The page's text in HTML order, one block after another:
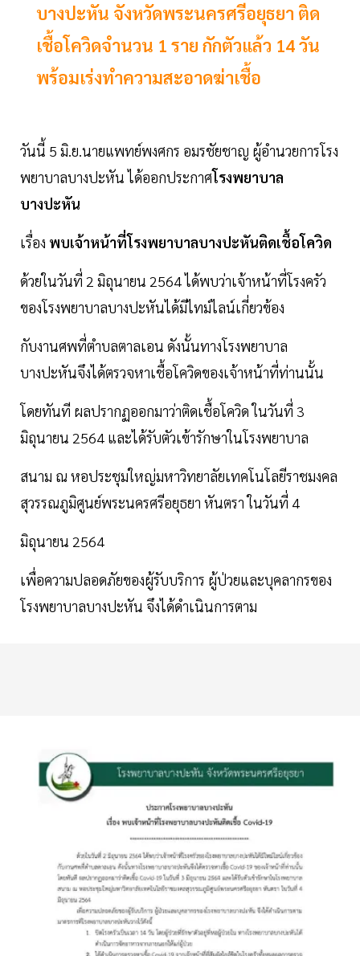
บางปะหัน จังหวัดพระนครศรีอยุธยา ติด
เชื้อโควิดจำนวน 1 ราย กักตัวแล้ว 14 วัน
พร้อมเร่งทำความสะอาดฆ่าเชื้อ
วันนี้ 5 มิ.ย.นายแพทย์พงศกร อมรชัยชาญ ผู้อำนวยการโรง
พยาบาลบางปะหัน ได้ออกประกาศโรงพยาบาล
บางปะหัน
เรื่อง พบเจ้าหน้าที่โรงพยาบาลบางปะหันติดเชื้อโควิด
ด้วยในวันที่ 2 มิถุนายน 2564 ได้พบว่าเจ้าหน้าที่โรงครัว
ของโรงพยาบาลบางปะหันได้มีไทม์ไลน์เกี่ยวข้อง
กับงานศพที่ตำบลตาลเอน ดังนั้นทางโรงพยาบาล
บางปะหันจึงได้ตรวจหาเชื้อโควิดของเจ้าหน้าที่ท่านนั้น
โดยทันที ผลปรากฏออกมาว่าติดเชื้อโควิด ในวันที่ 3
มิถุนายน 2564 และได้รับตัวเข้ารักษาในโรงพยาบาล
สนาม ณ หอประชุมใหญ่มหาวิทยาลัยเทคโนโลยีราชมงคล
สุวรรณภูมิศูนย์พระนครศรีอยุธยา หันตรา ในวันที่ 4
มิถุนายน 2564
เพื่อความปลอดภัยของผู้รับบริการ ผู้ป่วยและบุคลากรของ
โรงพยาบาลบางปะหัน จึงได้ดำเนินการตาม